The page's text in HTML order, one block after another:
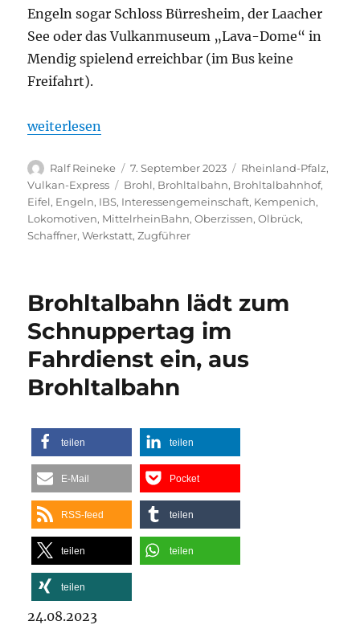
Engeln sogar Schloss Bürresheim, der Laacher
See oder das Vulkanmuseum „Lava-Dome“ in
Mendig spielend erreichbar (im Bus keine
Freifahrt).
„Freie Fahrt für Kinder & Jugendliche auf der
weiterlesen
Autor
Ralf Reineke
Veröffentlicht
am
7. September 2023 Kategorien
Rheinland-Pfalz,
Vulkan-Express
Schlagwörter
Brohl, Brohltalbahn, Brohltalbahnhof,
Eifel, Engeln, IBS, Interessengemeinschaft, Kempenich,
Lokomotiven, MittelrheinBahn,Oberzissen,Olbrück,
Schaffner,Werkstatt,Zugführer
Brohltalbahn lädt zum
Schnuppertag im
Fahrdienst ein, aus
Brohltalbahn
teilen teilen
E-Mail Pocket
RSS-feed teilen
teilen teilen
teilen
24.08.2023